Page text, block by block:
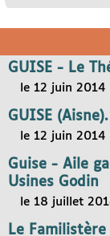
GUISE - Le
le 12 juin 2014
GUISE
le 12 juin 2014
Guise - Aile
Usines Godin
le 18 juillet
Le